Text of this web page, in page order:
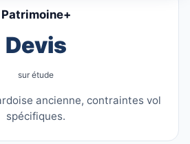
Patrimoine+
Devis
sur étude
ancienne, contraintes vol
spécifiques.